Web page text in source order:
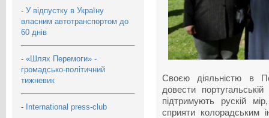
- У відпустку в Україну
власним автотранспортом до
60 днів
- «Шлях Перемоги» -
громадсько-політичний
тижневик
- International press-club
Своєю діяльністю в
довести
підтримують рускій
сприяти колорадським